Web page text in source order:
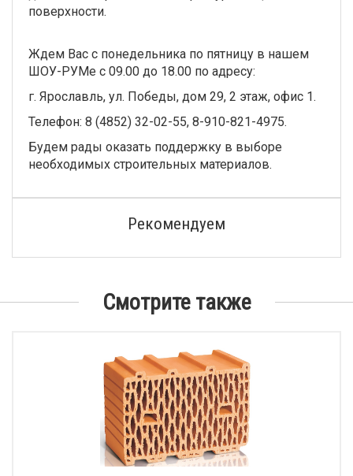
поверхности.
Ждем Вас с понедельника по пятницу в нашем
ШОУ-РУМе с 09.00 до 18.00 по адресу:
г. Ярославль, ул. Победы, дом 29, 2 этаж, офис 1.
Телефон: 8 (4852) 32-02-55, 8-910-821-4975.
Будем рады оказать поддержку в выборе
необходимых строительных материалов.
Рекомендуем
Смотрите также